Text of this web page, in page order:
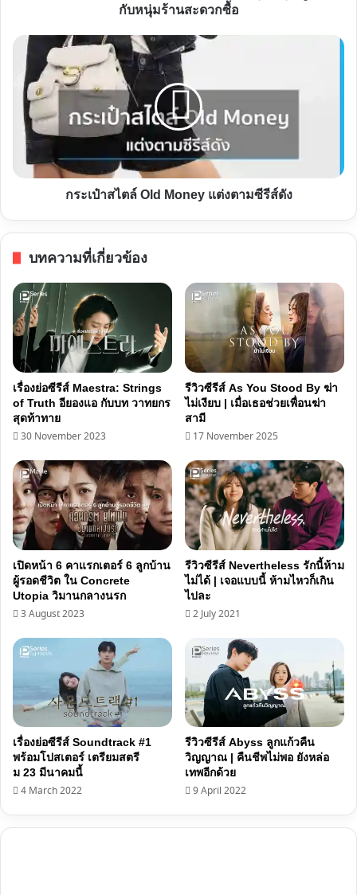
ขาดทุน
คุณ
ลูกค้า
กับ
หนุ่ม
ร้าน
สะดวก
กับหนุ่มร้านสะดวกซื้อ
กระเป๋า
สไตล์
Old
Money
แต่ง
ตาม
กระเป๋าสไตล์ Old Money แต่งตามซีรีส์ดัง
บทความที่เกี่ยวข้อง
เรื่องย่อซีรีส์ Maestra: Strings
of Truth อียองแอ กับบท วาทยกร
สุดท้าทาย
30 November 2023
รีวิวซีรีส์ As You Stood By ฆ่า
ไม่เงียบ | เมื่อเธอช่วยเพื่อนฆ่า
สามี
17 November 2025
เปิดหน้า 6 คาแรกเตอร์ 6 ลูกบ้าน
ผู้รอดชีวิต ใน Concrete
Utopia วิมานกลางนรก
3 August 2023
รีวิวซีรีส์ Nevertheless รักนี้ห้าม
ไม่ได้ | เจอแบบนี้ ห้ามไหวก็เกิน
ไปละ
2 July 2021
เรื่องย่อซีรีส์ Soundtrack #1
พร้อมโปสเตอร์ เตรียมสตรี
ม 23 มีนาคมนี้
4 March 2022
รีวิวซีรีส์ Abyss ลูกแก้วคืน
วิญญาณ | คืนชีพไม่พอ ยังหล่อ
เทพอีกด้วย
9 April 2022